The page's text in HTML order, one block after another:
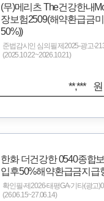
(무)메리츠 The건강한내
장보험2509(해약환급금
50%))
준법감시인 심의필 제2025-광고-
(2025.10.22~2026.10.21)
**,*** 원
한화 더건강한 0540종합
입후50%해약환급금지급
확인필-제2026-태평GA-기타(광고
(26.06.15~27.06.14)